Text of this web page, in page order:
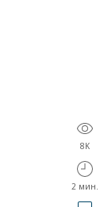
8K
2 мин.